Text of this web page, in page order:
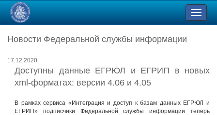
Новости Федеральной службы информации
17.12.2020
Доступны данные ЕГРЮЛ и ЕГРИП в новых
xml-форматах: версии 4.06 и 4.05
В рамках сервиса «Интеграция и доступ к базам данных ЕГРЮЛ и
ЕГРИП» подписчики Федеральной службы информации теперь